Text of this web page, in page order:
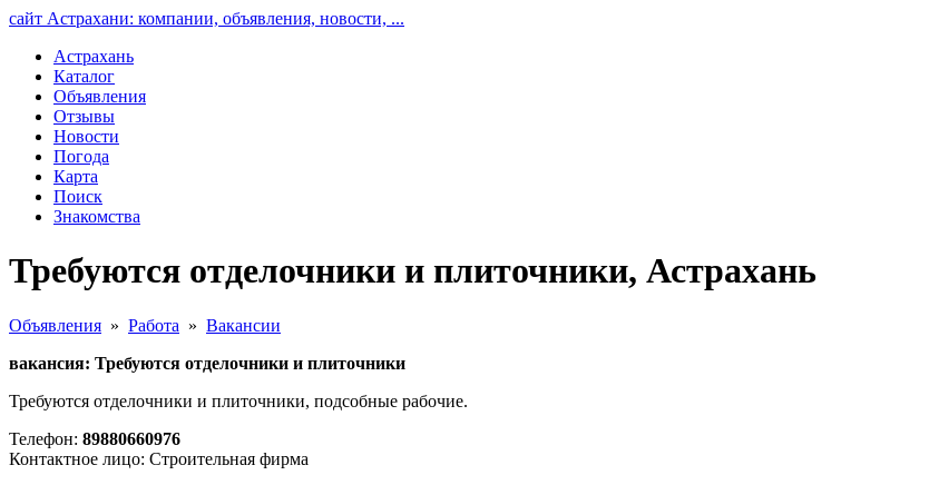
сайт Астрахани: компании, объявления, новости, ...
Астрахань
Каталог
Объявления
Отзывы
Новости
Погода
Карта
Поиск
Знакомства
Требуются отделочники и плиточники, Астрахань
Объявления » Работа » Вакансии
вакансия: Требуются отделочники и плиточники
Требуются отделочники и плиточники, подсобные рабочие.
Телефон: 89880660976
Контактное лицо: Строительная фирма